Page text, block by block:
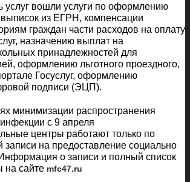
услуг вошли услуги по оформлению
из ЕГРН, компенсации
граждан части расходов на оплату
назначению выплат на
принадлежностей для
оформлению льготного проездного,
Госуслуг, оформлению
подписи (ЭЦП).
минимизации распространения
с 9 апреля
центры работают только по
записи на предоставление социально
о записи и полный список
на сайте mfc47.ru